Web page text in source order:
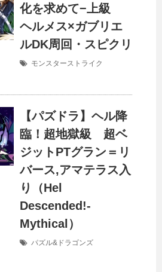
化を求めて−上級
ヘルメス×ガブリエ
ルDK周回・スピクリ
モンスターストライク
【パズドラ】ヘル降
臨！超地獄級 超ベ
ジットPTグラン＝リ
バース,アマテラス入
り（Hel
Descended!-
Mythical）
パズル&ドラゴンズ